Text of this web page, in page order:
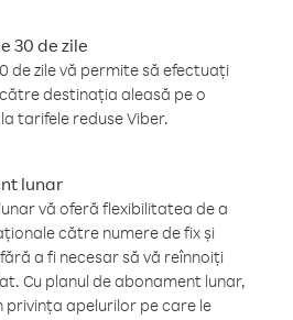
30 de zile
de zile vă permite să efectuați
destinația aleasă pe o
tarifele reduse Viber.
lunar
vă oferă flexibilitatea de a
către numere de fix și
a fi necesar să vă reînnoiți
Cu planul de abonament lunar,
privința apelurilor pe care le